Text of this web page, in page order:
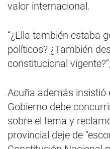
valor internacional.
“¿Ella también estaba
políticos? ¿También
constitucional
Acuña además insistió
Gobierno debe
sobre el tema y
provincial deje de